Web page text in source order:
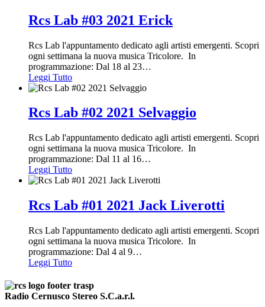
Rcs Lab #03 2021 Erick
Rcs Lab l'appuntamento dedicato agli artisti emergenti. Scopri
ogni settimana la nuova musica Tricolore. In
programmazione: Dal 18 al 23…
Leggi Tutto
Rcs Lab #02 2021 Selvaggio
Rcs Lab l'appuntamento dedicato agli artisti emergenti. Scopri
ogni settimana la nuova musica Tricolore. In
programmazione: Dal 11 al 16…
Leggi Tutto
Rcs Lab #01 2021 Jack Liverotti
Rcs Lab l'appuntamento dedicato agli artisti emergenti. Scopri
ogni settimana la nuova musica Tricolore. In
programmazione: Dal 4 al 9…
Leggi Tutto
Radio Cernusco Stereo S.C.a.r.l.